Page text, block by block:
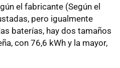
el fabricante (Según el
pero igualmente
baterías, hay dos tamaños
con 76,6 kWh y la mayor,